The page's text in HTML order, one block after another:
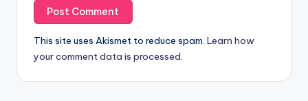
This site uses Akismet to reduce spam. Learn how
your comment data is processed.